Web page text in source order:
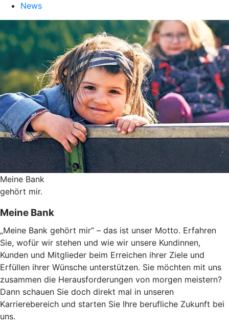
News
Meine Bank
gehört mir.
Meine Bank
„Meine Bank gehört mir“ – das ist unser Motto. Erfahren
Sie, wofür wir stehen und wie wir unsere Kundinnen,
Kunden und Mitglieder beim Erreichen ihrer Ziele und
Erfüllen ihrer Wünsche unterstützen. Sie möchten mit uns
zusammen die Herausforderungen von morgen meistern?
Dann schauen Sie doch direkt mal in unseren
Karrierebereich und starten Sie Ihre berufliche Zukunft bei
uns.